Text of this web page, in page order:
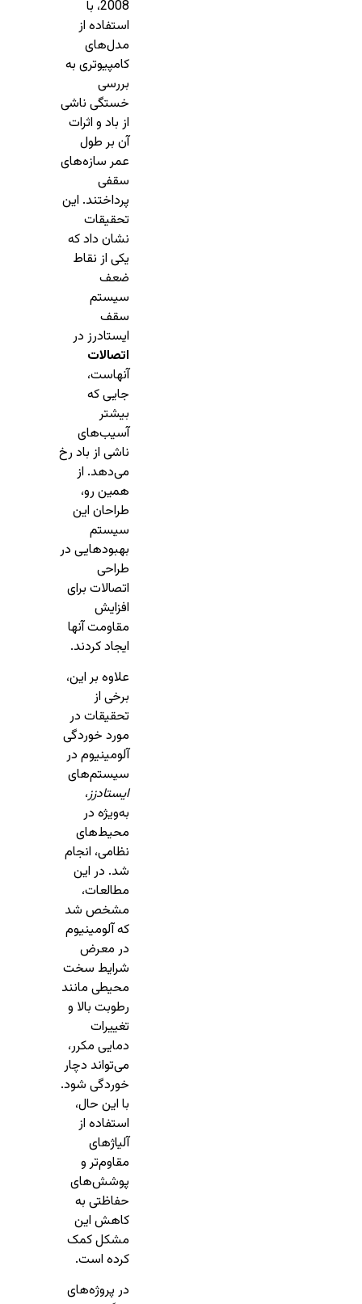
2008، با
استفاده از
مدل‌های
کامپیوتری به
بررسی
خستگی ناشی
از باد و اثرات
آن بر طول
عمر سازه‌های
سقفی
پرداختند. این
تحقیقات
نشان داد که
یکی از نقاط
ضعف
سیستم‌
سقف
ایستادرز در
اتصالات
آنهاست،
جایی که
بیشتر
آسیب‌های
ناشی از باد رخ
می‌دهد. از
همین رو،
طراحان این
سیستم‌
بهبود‌هایی در
طراحی
اتصالات برای
افزایش
مقاومت آنها
ایجاد کردند.
علاوه بر این،
برخی از
تحقیقات در
مورد خوردگی
آلومینیوم در
سیستم‌های
ایستادزز،
به‌ویژه در
محیط‌های
نظامی، انجام
شد. در این
مطالعات،
مشخص شد
که آلومینیوم
در معرض
شرایط سخت
محیطی مانند
رطوبت بالا و
تغییرات
دمایی مکرر،
می‌تواند دچار
خوردگی شود.
با این حال،
استفاده از
آلیاژهای
مقاوم‌تر و
پوشش‌های
حفاظتی به
کاهش این
مشکل کمک
کرده است.
در پروژه‌های